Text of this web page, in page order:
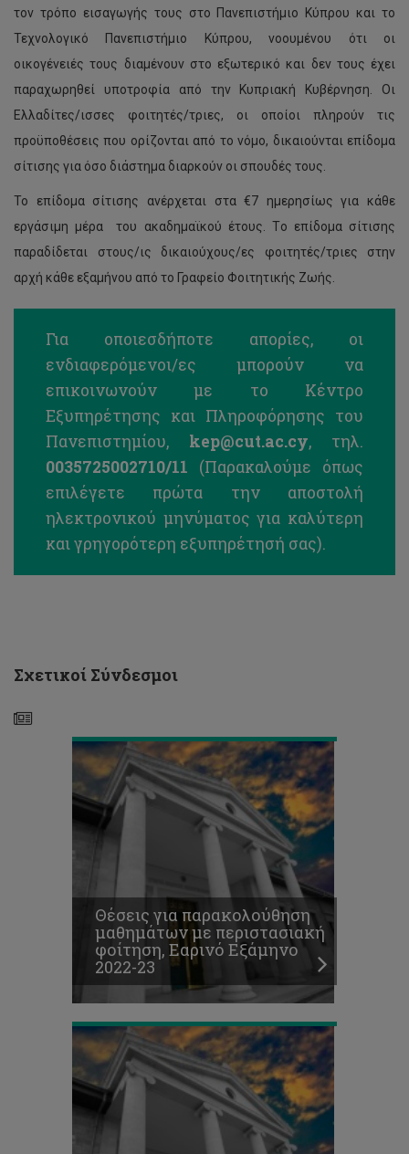
τον τρόπο εισαγωγής τους στο Πανεπιστήμιο Κύπρου και το
Τεχνολογικό Πανεπιστήμιο Κύπρου, νοουμένου ότι οι
οικογένειές τους διαμένουν στο εξωτερικό και δεν τους έχει
παραχωρηθεί υποτροφία από την Κυπριακή Κυβέρνηση. Οι
Ελλαδίτες/ισσες φοιτητές/τριες, οι οποίοι πληρούν τις
προϋποθέσεις που ορίζονται από το νόμο, δικαιούνται επίδομα
σίτισης για όσο διάστημα διαρκούν οι σπουδές τους.
Το επίδομα σίτισης ανέρχεται στα €7 ημερησίως για κάθε
εργάσιμη μέρα του ακαδημαϊκού έτους. Tο επίδομα σίτισης
παραδίδεται στους/ις δικαιούχους/ες φοιτητές/τριες στην
αρχή κάθε εξαμήνου από το Γραφείο Φοιτητικής Ζωής.
Για οποιεσδήποτε απορίες, οι
ενδιαφερόμενοι/ες μπορούν να
επικοινωνούν με το Κέντρο
Εξυπηρέτησης και Πληροφόρησης του
Πανεπιστημίου, kep@cut.ac.cy, τηλ.
0035725002710/11 (Παρακαλούμε όπως
επιλέγετε πρώτα την αποστολή
ηλεκτρονικού μηνύματος για καλύτερη
και γρηγορότερη εξυπηρέτησή σας).
Σχετικοί Σύνδεσμοι
Θέσεις
για
μαθημάτων
Εξάμηνο
2022-
Θέσεις για παρακολούθηση
μαθημάτων με περιστασιακή
φοίτηση, Εαρινό Εξάμηνο
2022-23
Πρόγραμμα
τελικών
εξετάσεων
Φθινοπωρινού
Εξαμήνου
2022-
23
Προκήρυξη
θέσεων
για
σπουδές